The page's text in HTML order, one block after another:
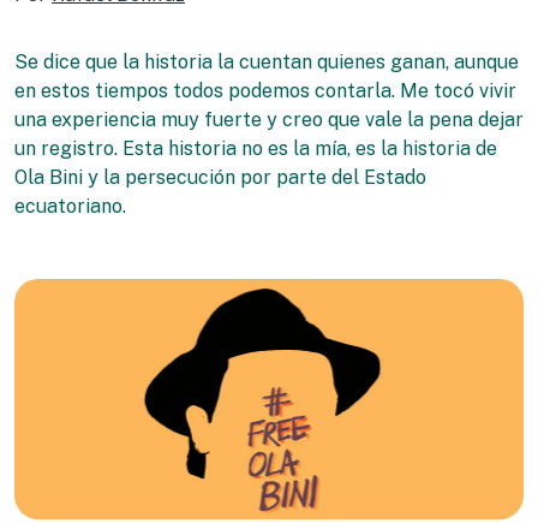
Se dice que la historia la cuentan quienes ganan, aunque
en estos tiempos todos podemos contarla. Me tocó vivir
una experiencia muy fuerte y creo que vale la pena dejar
un registro. Esta historia no es la mía, es la historia de
Ola Bini y la persecución por parte del Estado
ecuatoriano.